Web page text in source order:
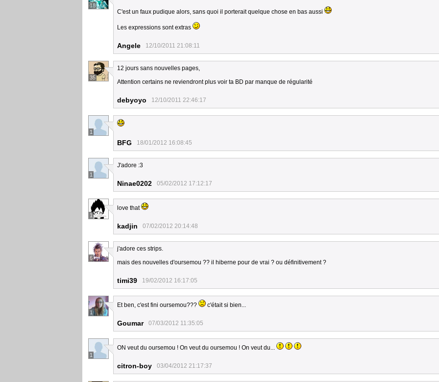
18
C'est un faux pudique alors, sans quoi il porterait quelque chose en bas aussi
Les expressions sont extras
Angele 12/10/2011 21:08:11
35
12 jours sans nouvelles pages,
Attention certains ne reviendront plus voir ta BD par manque de régularité
debyoyo 12/10/2011 22:46:17
1
BFG 18/01/2012 16:08:45
1
J'adore :3
Ninae0202 05/02/2012 17:12:17
1
love that
kadjin 07/02/2012 20:14:48
6
j'adore ces strips.
mais des nouvelles d'oursemou ?? il hiberne pour de vrai ? ou définitivement ?
timi39 19/02/2012 16:17:05
1
Et ben, c'est fini oursemou??? c'était si bien...
Goumar 07/03/2012 11:35:05
1
ON veut du oursemou ! On veut du oursemou ! On veut du...
citron-boy 03/04/2012 21:17:37